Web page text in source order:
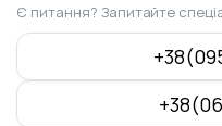
Є питання? Запитайте